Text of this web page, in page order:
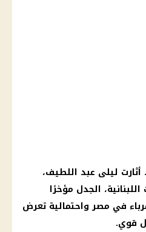
أثارت ليلى عبد اللطيف،
الجدل مؤخرًا
في مصرواحتمالية تعرض
قوي.